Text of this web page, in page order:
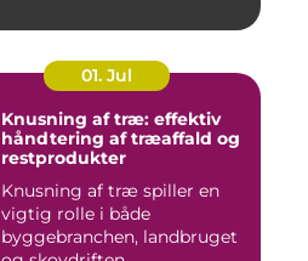
01. Jul
Knusning af træ: effektiv
håndtering af træaffald og
restprodukter
Knusning af træ spiller en
vigtig rolle i både
byggebranchen, landbruget